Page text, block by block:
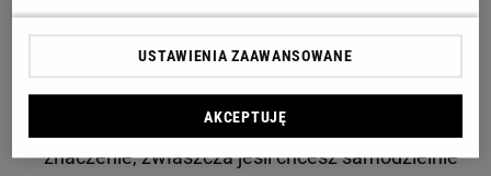
panel będzie mógł być montowany na
ogrzewanie podłogowe.
System montażu– Uniclick, 1click2go, Natural
Touch czy SilentTouch – łatwość montażu ma
znaczenie, zwłaszcza jeśli chcesz samodzielnie
USTAWIENIA ZAAWANSOWANE
AKCEPTUJĘ